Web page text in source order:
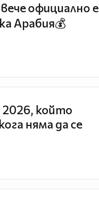
официално е
Арабия💰
2026, който
няма да се